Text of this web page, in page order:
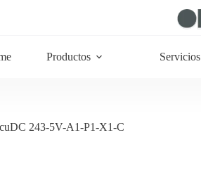
Productos Servicios
243-5V-A1-P1-X1-C